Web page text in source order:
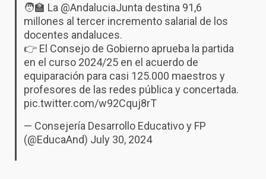
🧑‍🏫 La @AndaluciaJunta destina 91,6
millones al tercer incremento salarial de los
docentes andaluces.
👉 El Consejo de Gobierno aprueba la partida
en el curso 2024/25 en el acuerdo de
equiparación para casi 125.000 maestros y
profesores de las redes pública y concertada.
pic.twitter.com/w92Cquj8rT
— Consejería Desarrollo Educativo y FP
(@EducaAnd) July 30, 2024